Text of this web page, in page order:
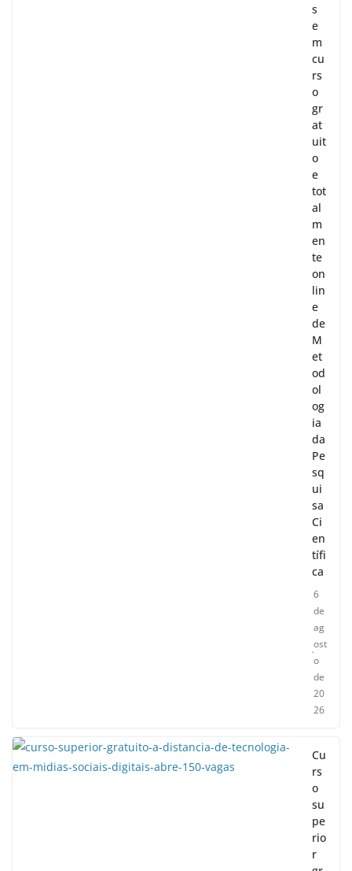
s
e
m
cu
rs
o
gr
at
uit
o
e
tot
al
m
en
te
on
lin
e
de
M
et
od
ol
og
ia
da
Pe
sq
ui
sa
Ci
en
tífi
ca
6
de
ag
ost
o
de
20
26
Cu
rs
o
su
pe
rio
r